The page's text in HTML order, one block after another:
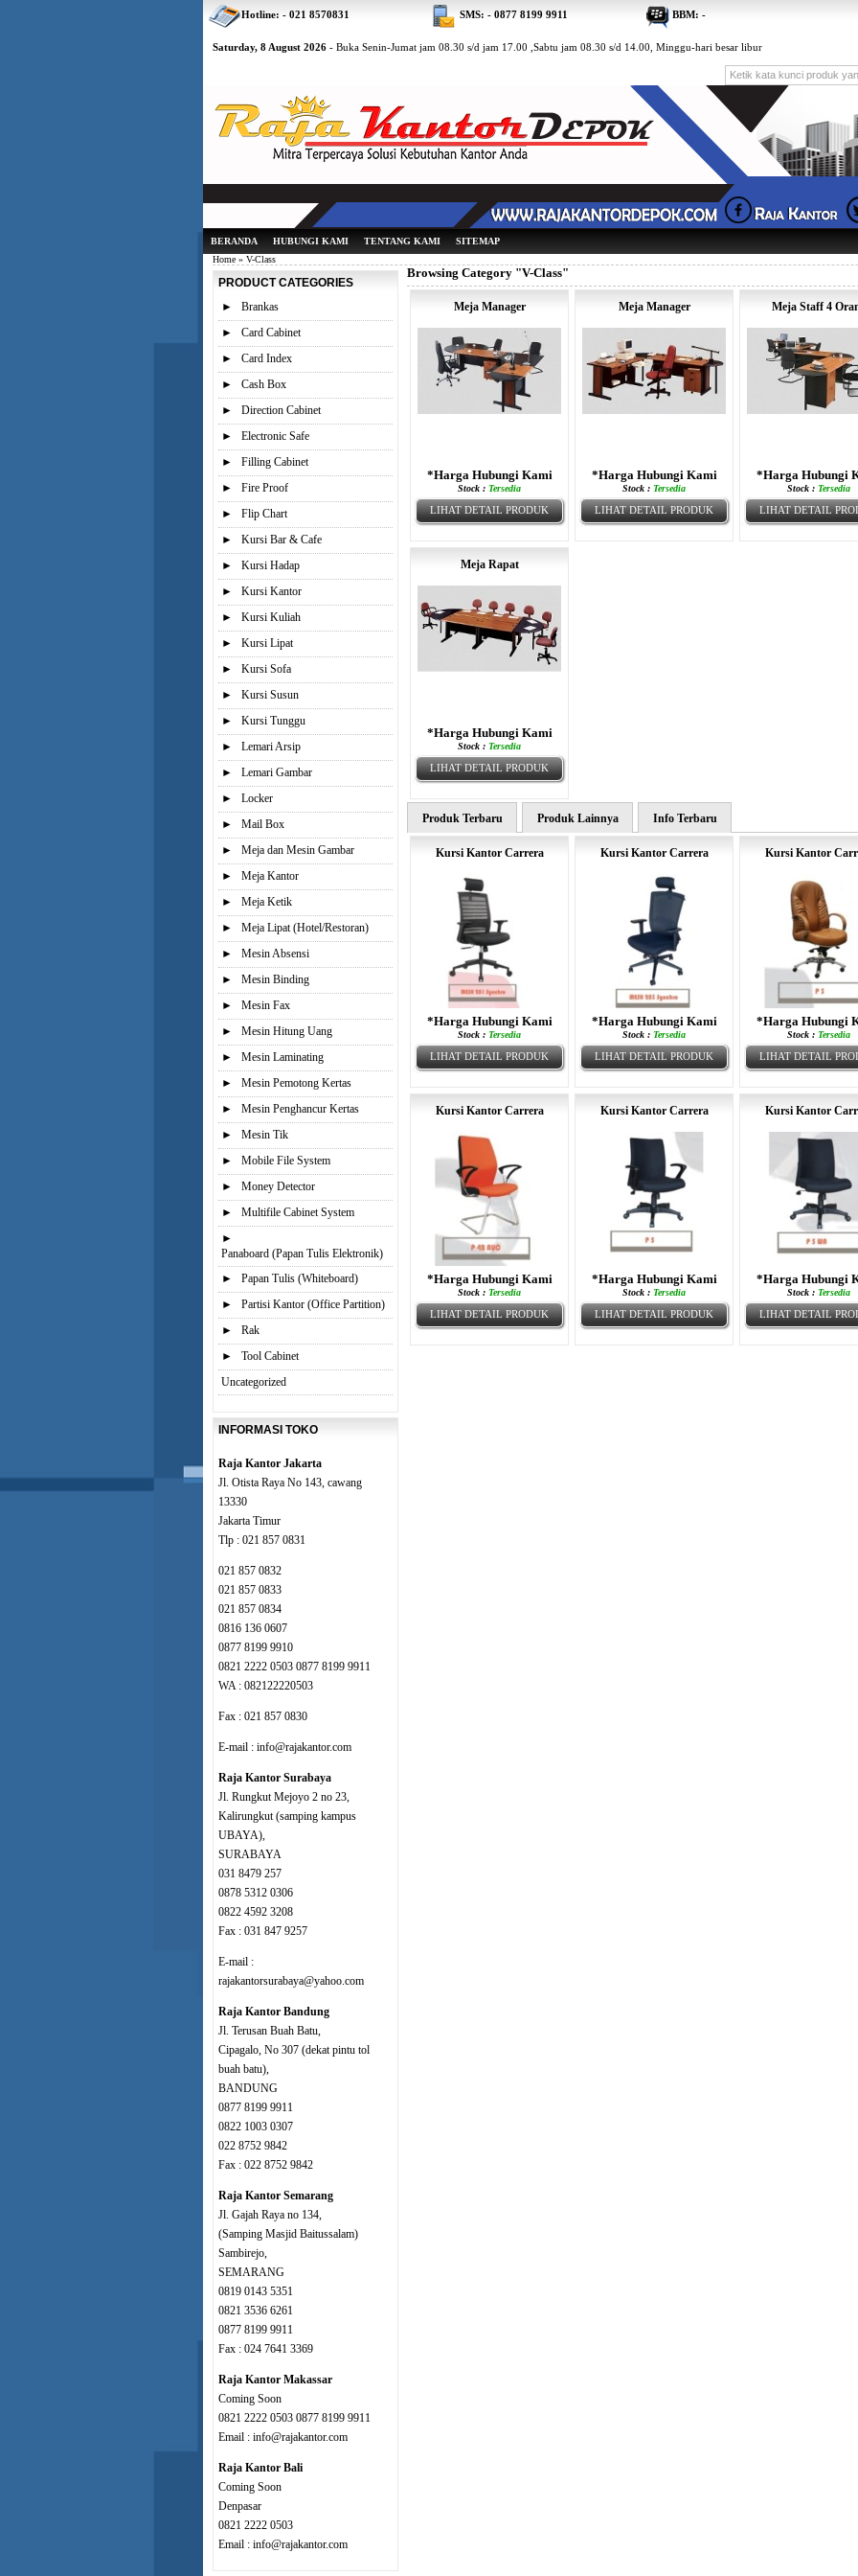
Saturday, 8 August 2026 - Buka Senin-Jumat jam 08.30 s/d jam 17.00 ,Sabtu jam 08.30 s/d 14.00, Minggu-hari besar libur
BERANDA HUBUNGI KAMI TENTANG KAMI
SITEMAP
Home » V-Class
Browsing Category "V-Class"
Meja Manager
*Harga Hubungi Kami
Stock : Tersedia
LIHAT DETAIL PRODUK
Meja Manager
*Harga Hubungi Kami
Stock : Tersedia
LIHAT DETAIL PRODUK
Meja Staff 4
*Harga Hubungi
Stock : Tersedia
LIHAT DETAIL
Meja Rapat
*Harga Hubungi Kami
Stock : Tersedia
LIHAT DETAIL PRODUK
Produk Terbaru Produk Lainnya Info Terbaru
Kursi Kantor Carrera
*Harga Hubungi Kami
Stock : Tersedia
LIHAT DETAIL PRODUK
Kursi Kantor Carrera
*Harga Hubungi Kami
Stock : Tersedia
LIHAT DETAIL PRODUK
Kursi Kantor
*Harga Hubungi
Stock : Tersedia
LIHAT DETAIL
Kursi Kantor Carrera
*Harga Hubungi Kami
Stock : Tersedia
LIHAT DETAIL PRODUK
Kursi Kantor Carrera
*Harga Hubungi Kami
Stock : Tersedia
LIHAT DETAIL PRODUK
Kursi Kantor
*Harga Hubungi
Stock : Tersedia
LIHAT DETAIL
PRODUCT CATEGORIES
►
Brankas
►
Card Cabinet
►
Card Index
►
Cash Box
►
Direction Cabinet
►
Electronic Safe
►
Filling Cabinet
►
Fire Proof
►
Flip Chart
►
Kursi Bar & Cafe
►
Kursi Hadap
►
Kursi Kantor
►
Kursi Kuliah
►
Kursi Lipat
►
Kursi Sofa
►
Kursi Susun
►
Kursi Tunggu
►
Lemari Arsip
►
Lemari Gambar
►
Locker
►
Mail Box
►
Meja dan Mesin Gambar
►
Meja Kantor
►
Meja Ketik
►
Meja Lipat (Hotel/Restoran)
►
Mesin Absensi
►
Mesin Binding
►
Mesin Fax
►
Mesin Hitung Uang
►
Mesin Laminating
►
Mesin Pemotong Kertas
►
Mesin Penghancur Kertas
►
Mesin Tik
►
Mobile File System
►
Money Detector
►
Multifile Cabinet System
►
Panaboard (Papan Tulis Elektronik)
►
Papan Tulis (Whiteboard)
►
Partisi Kantor (Office Partition)
►
Rak
►
Tool Cabinet
Uncategorized
INFORMASI TOKO
Raja Kantor Jakarta
Jl. Otista Raya No 143, cawang
13330
Jakarta Timur
Tlp : 021 857 0831
021 857 0832
021 857 0833
021 857 0834
0816 136 0607
0877 8199 9910
0821 2222 0503 0877 8199 9911
WA : 082122220503
Fax : 021 857 0830
E-mail : info@rajakantor.com
Raja Kantor Surabaya
Jl. Rungkut Mejoyo 2 no 23,
Kalirungkut (samping kampus
UBAYA),
SURABAYA
031 8479 257
0878 5312 0306
0822 4592 3208
Fax : 031 847 9257
E-mail :
rajakantorsurabaya@yahoo.com
Raja Kantor Bandung
Jl. Terusan Buah Batu,
Cipagalo, No 307 (dekat pintu tol
buah batu),
BANDUNG
0877 8199 9911
0822 1003 0307
022 8752 9842
Fax : 022 8752 9842
Raja Kantor Semarang
Jl. Gajah Raya no 134,
(Samping Masjid Baitussalam)
Sambirejo,
SEMARANG
0819 0143 5351
0821 3536 6261
0877 8199 9911
Fax : 024 7641 3369
Raja Kantor Makassar
Coming Soon
0821 2222 0503 0877 8199 9911
Email : info@rajakantor.com
Raja Kantor Bali
Coming Soon
Denpasar
0821 2222 0503
Email : info@rajakantor.com
Hotline: - 021 8570831 SMS: - 0877 8199 9911 BBM: -